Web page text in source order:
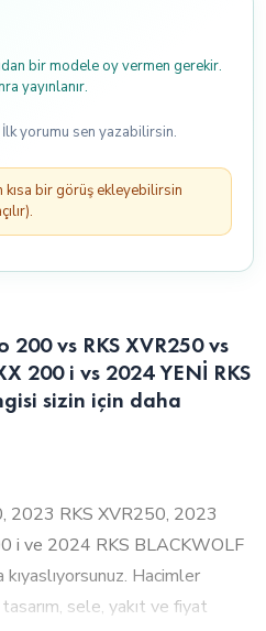
bir modele oy vermen gerekir.
yayınlanır.
İlk yorumu sen yazabilirsin.
bir görüş ekleyebilirsin
vs RKS XVR250 vs
200 i vs 2024 YENİ RKS
sizin için daha
2023 RKS XVR250, 2023
i ve 2024 RKS BLACKWOLF
Hacimler
sele, yakıt ve fiyat